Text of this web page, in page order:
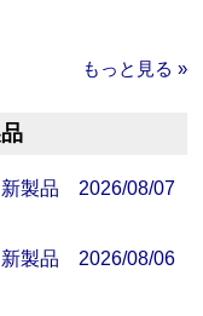
もっと見る »
新製品 2026/08/07
新製品 2026/08/06